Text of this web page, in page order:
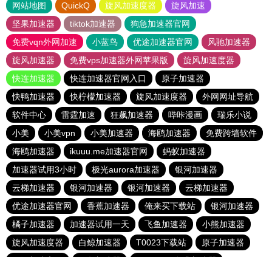
网站地图 QuickQ 旋风加速度器
旋风加速
坚果加速器
tiktok加速器
狗急加速器官网
免费vqn外网加速
小蓝鸟 优途加速器官网
风驰加速器
旋风加速器
免费vps加速器外网苹果版
旋风加速度器
快连加速器
快连加速器官网入口
原子加速器
快鸭加速器
快柠檬加速器 旋风加速度器
外网网址导航
软件中心
雷霆加速 狂飙加速器 哔咔漫画
瑞乐小说
小美
小美vpn 小美加速器 海鸥加速器
免费跨墙软件
海鸥加速器
ikuuu.me加速器官网
蚂蚁加速器
加速器试用3小时
极光aurora加速器
银河加速器
云梯加速器
银河加速器 银河加速器
云梯加速器
优途加速器官网
香蕉加速器 俺来买下载站
银河加速器
橘子加速器
加速器试用一天 飞鱼加速器
小熊加速器
旋风加速度器
白鲸加速器 T0023下载站
原子加速器